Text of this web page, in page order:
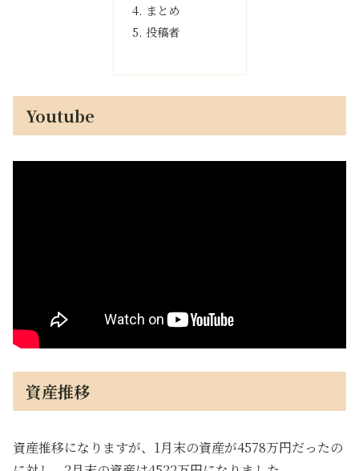
まとめ
投稿者
Youtube
資産推移
資産推移になりますが、1月末の資産が4578万円だったの